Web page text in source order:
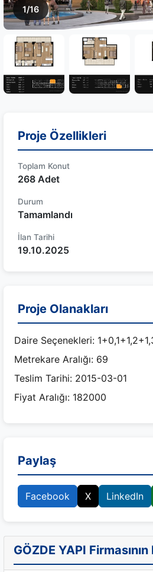
1/16
Proje Özellikleri
Toplam Konut
268 Adet
Durum
Tamamlandı
İlan Tarihi
19.10.2025
Proje Olanakları
Daire Seçenekleri:
Metrekare Aralığı: 69
Teslim Tarihi: 2015-03-01
Fiyat Aralığı: 182000
Paylaş
Facebook X LinkedIn
GÖZDE YAPI